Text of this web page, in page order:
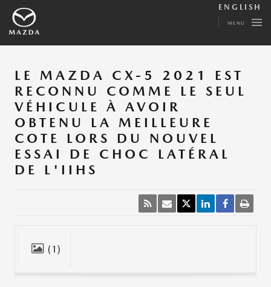
ENGLISH
MENU
LE MAZDA CX-5 2021 EST
RECONNU COMME LE SEUL
VÉHICULE À AVOIR
OBTENU LA MEILLEURE
COTE LORS DU NOUVEL
ESSAI DE CHOC LATÉRAL
DE L'IIHS
(1)